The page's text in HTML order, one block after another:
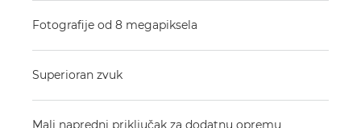
Fotografije od 8 megapiksela
Superioran zvuk
Mali napredni priključak za dodatnu opremu